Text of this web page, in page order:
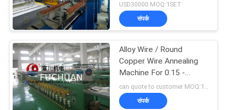
Tinned Mehod
USD30000 MOQ:1SET
संपर्क
Alloy Wire / Round
Copper Wire Annealing
Machine For 0.15 -
0.64mm Wire 40 Pcs
संपर्क